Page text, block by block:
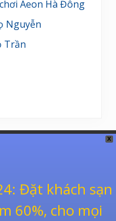
Aeon Hà Đông
Nguyễn
Trần
X
: Đặt khách sạn
60%, cho mọi